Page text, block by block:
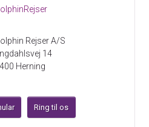
Rejser A/S
14
Herning
Ring til os